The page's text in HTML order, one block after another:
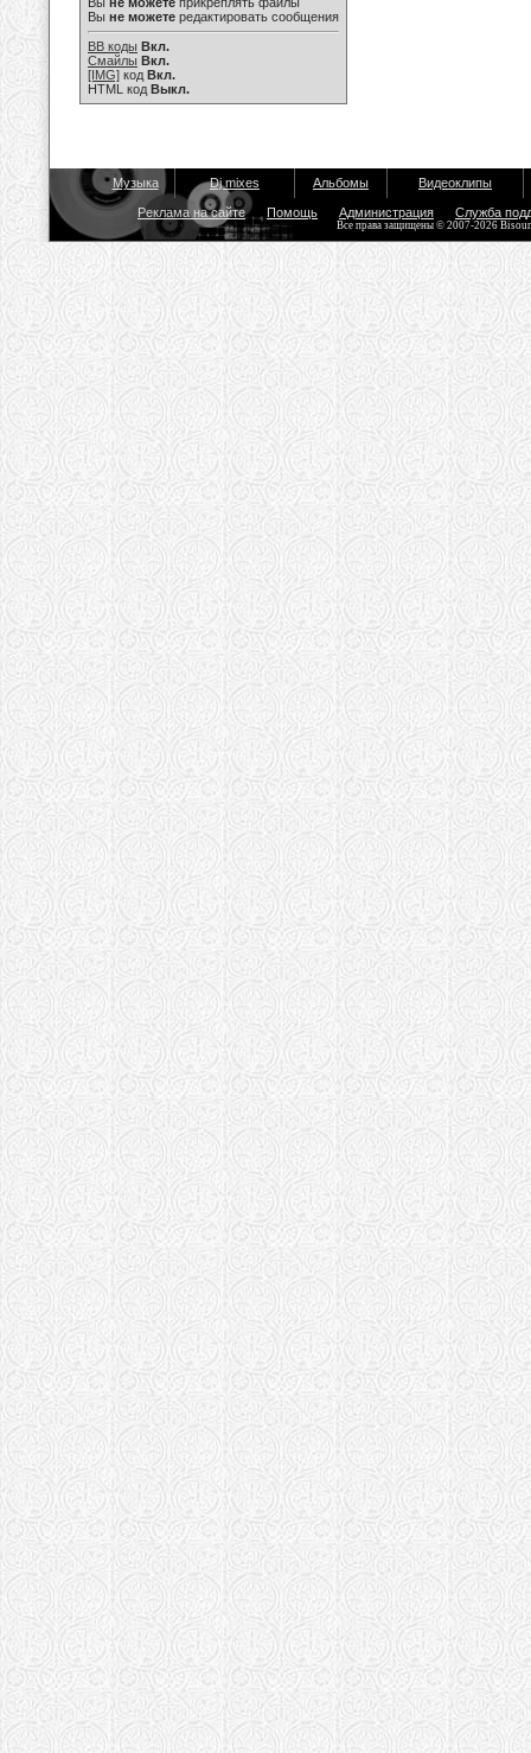
Вы не можете редактировать сообщения
BB коды Вкл.
Смайлы Вкл.
[IMG] код Вкл.
HTML код Выкл.
Музыка Dj mixes Альбомы Видеоклипы
Реклама на сайте Помощь Администрация Служба
Все права защищены © 2007-2026